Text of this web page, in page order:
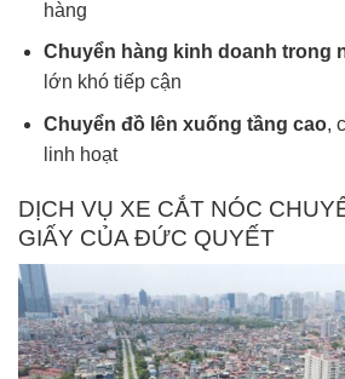
hàng
Chuyển hàng kinh doanh trong
lớn khó tiếp cận
Chuyển đồ lên xuống tầng cao,
linh hoạt
DỊCH VỤ XE CẮT NÓC
GIẤY CỦA ĐỨC QUYẾT